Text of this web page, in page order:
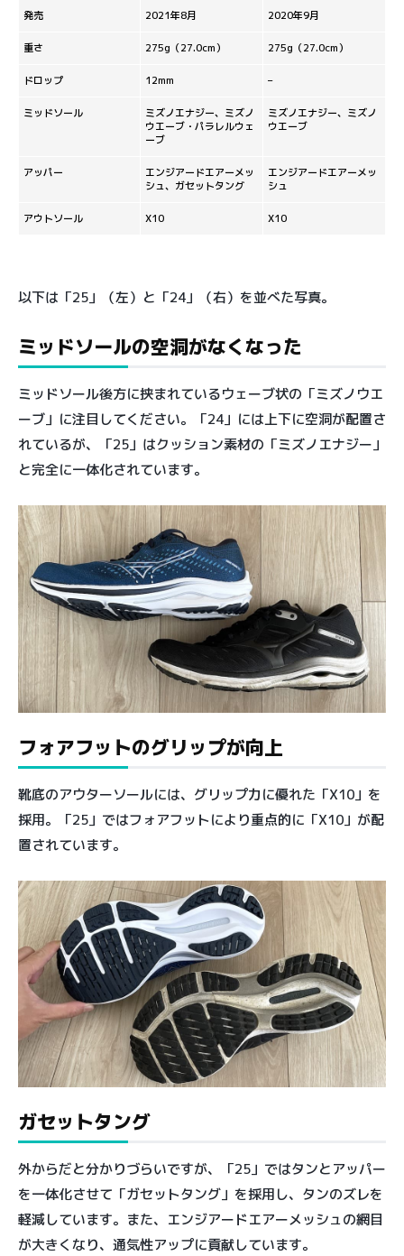
発売 2021年8月 2020年9月
重さ 275g（27.0cm） 275g（27.0cm）
ドロップ 12mm –
ミッドソール
ミズノエナジー、ミズノ
ウエーブ・パラレルウェ
ーブ
ミズノエナジー、ミズノ
ウエーブ
アッパー
エンジアードエアーメッ
シュ、ガセットタング
エンジアードエアーメッ
シュ
アウトソール X10 X10
以下は「25」（左）と「24」（右）を並べた写真。
ミッドソールの空洞がなくなった
ミッドソール後方に挟まれているウェーブ状の「ミズノウエ
ーブ」に注目してください。「24」には上下に空洞が配置さ
れているが、「25」はクッション素材の「ミズノエナジー」
と完全に一体化されています。
フォアフットのグリップが向上
靴底のアウターソールには、グリップ力に優れた「X10」を
採用。「25」ではフォアフットにより重点的に「X10」が配
置されています。
ガセットタング
外からだと分かりづらいですが、「25」ではタンとアッパー
を一体化させて「ガセットタング」を採用し、タンのズレを
軽減しています。また、エンジアードエアーメッシュの網目
が大きくなり、通気性アップに貢献しています。